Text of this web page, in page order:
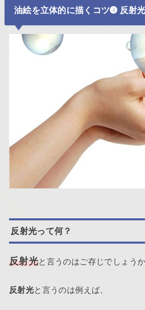
油絵を立体的に描くコツ➍ 反射
反射光って何？
反射光と言うのはご存じでしょう
反射光と言うのは例えば、